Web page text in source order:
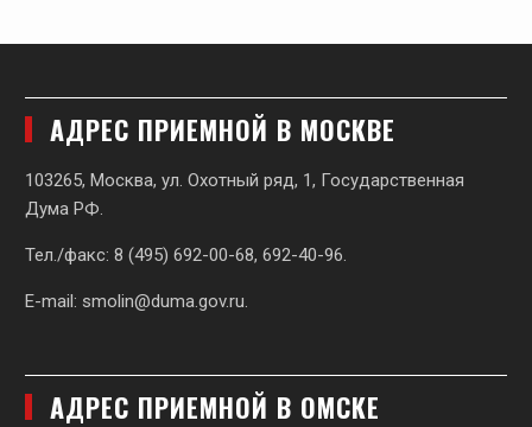
АДРЕС ПРИЕМНОЙ В МОСКВЕ
103265, Москва, ул. Охотный ряд, 1, Государственная
Дума РФ.
Тел./факс: 8 (495) 692-00-68, 692-40-96.
E-mail: smolin@duma.gov.ru
АДРЕС ПРИЕМНОЙ В ОМСКЕ